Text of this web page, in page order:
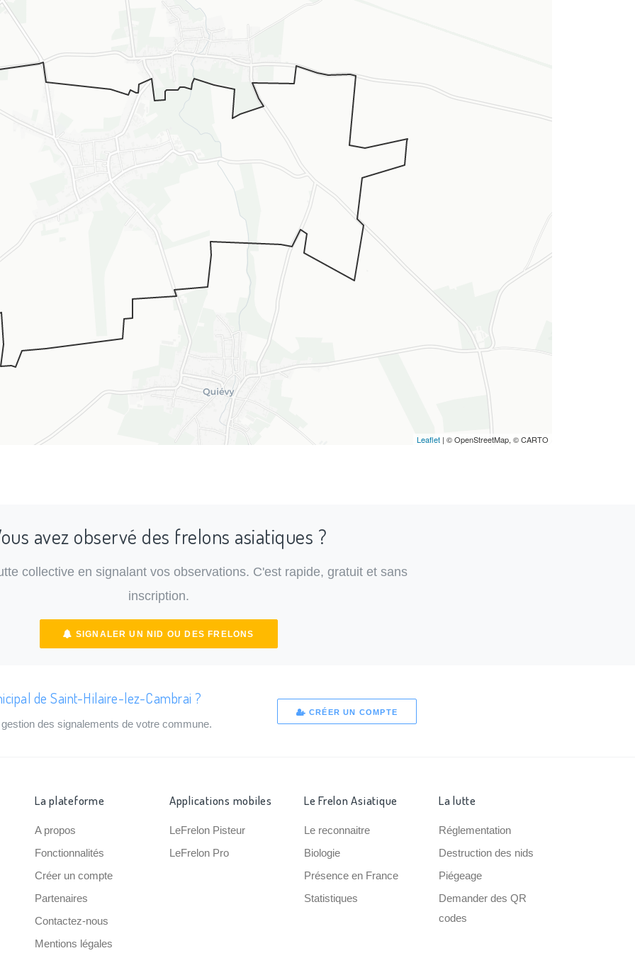
Leaflet | © OpenStreetMap, © CARTO
avez observé des frelons asiatiques ?
collective en signalant vos observations. C'est rapide, gratuit et sans
inscription.
SIGNALER UN NID OU DES FRELONS
de Saint-Hilaire-lez-Cambrai ?
des signalements de votre commune.
CRÉER UN COMPTE
La plateforme
A propos
Fonctionnalités
Créer un compte
Partenaires
Contactez-nous
Mentions légales
Applications mobiles
LeFrelon Pisteur
LeFrelon Pro
Le Frelon Asiatique
Le reconnaitre
Biologie
Présence en France
Statistiques
La lutte
Réglementation
Destruction des nids
Piégeage
Demander des QR
codes